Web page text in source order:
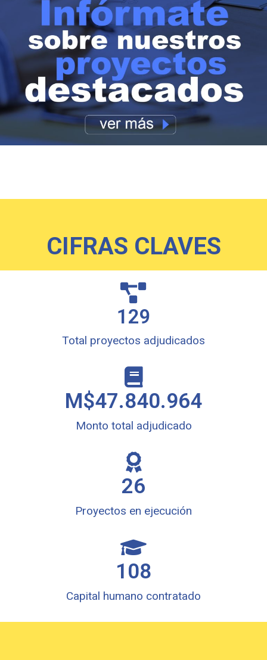
CIFRAS CLAVES
Total proyectos adjudicados
129
Monto total adjudicado
M$47.840.964
Proyectos en ejecución
26
Capital humano contratado
108